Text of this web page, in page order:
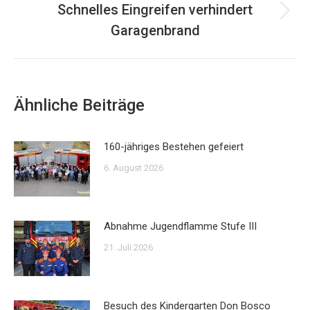
Beitrag:
Schnelles Eingreifen verhindert
Garagenbrand
Ähnliche Beiträge
160-jähriges Bestehen gefeiert
6. August 2026
Abnahme Jugendflamme Stufe III
21. Juli 2026
Besuch des Kindergarten Don Bosco